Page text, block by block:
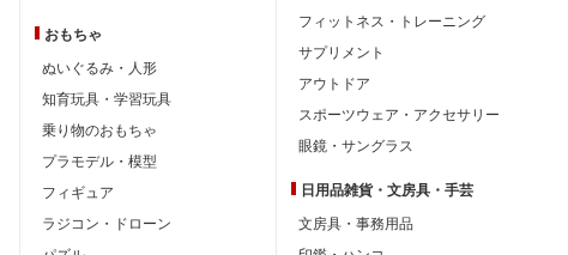
おもちゃ
ぬいぐるみ・人形
知育玩具・学習玩具
乗り物のおもちゃ
プラモデル・模型
フィギュア
ラジコン・ドローン
フィットネス・トレーニング
サプリメント
アウトドア
スポーツウェア・アクセサリー
眼鏡・サングラス
日用品雑貨・文房具・手芸
文房具・事務用品